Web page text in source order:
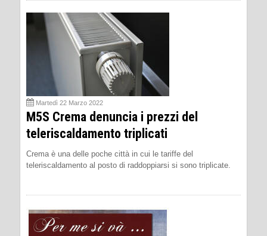
Martedì 22 Marzo 2022
M5S Crema denuncia i prezzi del
teleriscaldamento triplicati
Crema è una delle poche città in cui le tariffe del
teleriscaldamento al posto di raddoppiarsi si sono triplicate.